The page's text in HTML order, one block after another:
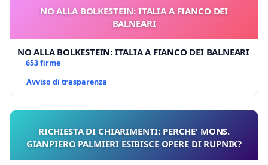
NO ALLA BOLKESTEIN: ITALIA A FIANCO DEI
BALNEARI
NO ALLA BOLKESTEIN: ITALIA A FIANCO DEI BALNEARI
653 firme
Avviso di trasparenza
RICHIESTA DI CHIARIMENTI: PERCHE' MONS.
GIANPIERO PALMIERI ESIBISCE OPERE DI RUPNIK?